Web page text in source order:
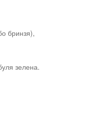
бринзя),
зелена.